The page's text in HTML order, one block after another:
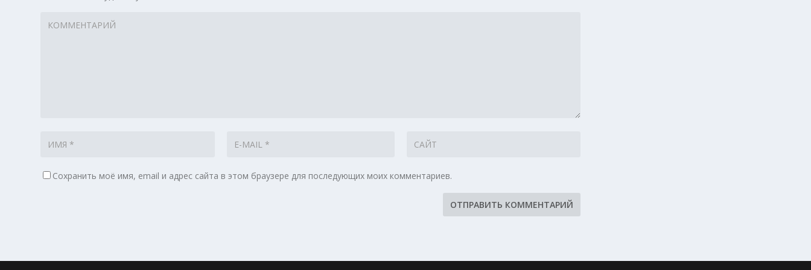
Сохранить моё имя, email и адрес сайта в этом браузере для последующих моих комментариев.